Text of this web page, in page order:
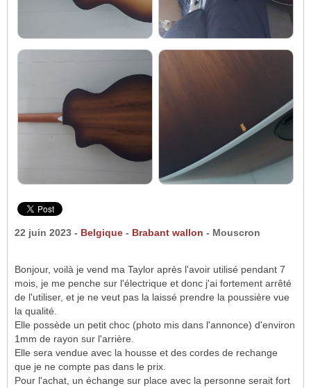
22 juin 2023 - Belgique - Brabant wallon - Mouscron
Bonjour, voilà je vend ma Taylor après l'avoir utilisé pendant 7
mois, je me penche sur l'électrique et donc j'ai fortement arrêté
de l'utiliser, et je ne veut pas la laissé prendre la poussière vue
la qualité.
Elle possède un petit choc (photo mis dans l'annonce) d'environ
1mm de rayon sur l'arrière.
Elle sera vendue avec la housse et des cordes de rechange
que je ne compte pas dans le prix.
Pour l'achat, un échange sur place avec la personne serait fort